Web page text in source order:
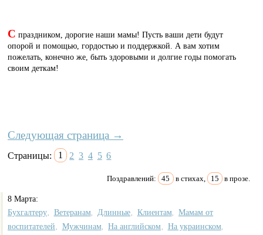
С праздником, дорогие наши мамы! Пусть ваши дети будут
опорой и помощью, гордостью и поддержкой. А вам хотим
пожелать, конечно же, быть здоровыми и долгие годы помогать
своим деткам!
Следующая страница →
Страницы: 1 2 3 4 5 6
Поздравлений: 45 в стихах, 15 в прозе.
8 Марта:
Бухгалтеру
Ветеранам Длинные Клиентам
Мамам от
воспитателей
Мужчинам На английском На украинском